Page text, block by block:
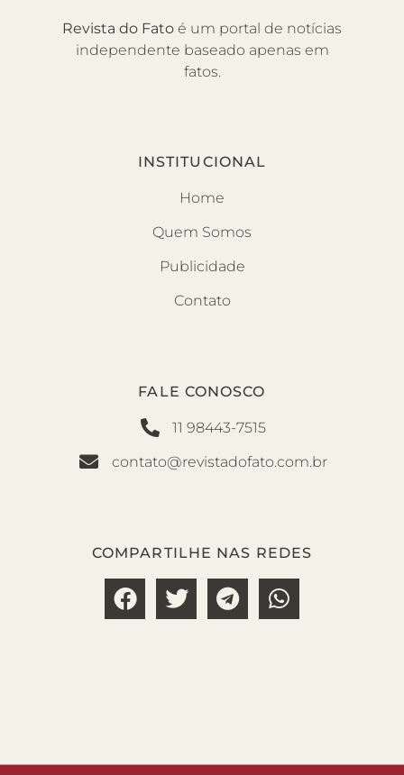
Revista do Fato é um portal de notícias
independente baseado apenas em
fatos.
INSTITUCIONAL
Home
Quem Somos
Publicidade
Contato
FALE CONOSCO
11 98443-7515
contato@revistadofato.com.br
COMPARTILHE NAS REDES